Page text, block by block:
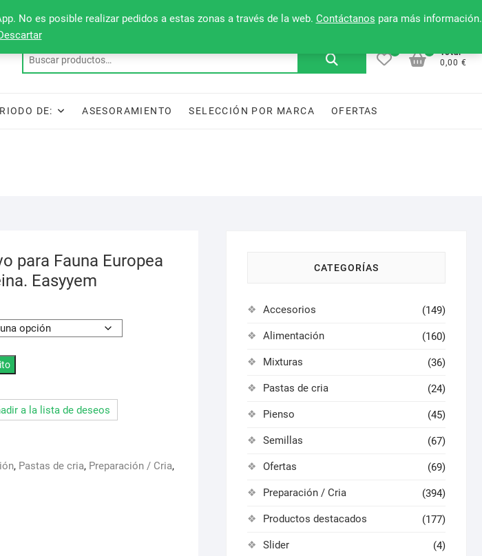
No es posible realizar pedidos a estas zonas a través de la web. Contáctanos para más información.
Mi cuenta Lista de deseos
Buscar
Total
0,00 €
DE: ASESORAMIENTO SELECCIÓN POR MARCA OFERTAS
para Fauna Europea
Easyyem
a la lista de deseos
, Pastas de cria, Preparación / Cria,
CATEGORÍAS
Accesorios (149)
Alimentación (160)
Mixturas (36)
Pastas de cria (24)
Pienso (45)
Semillas (67)
Ofertas (69)
Preparación / Cria (394)
Productos destacados (177)
Slider (4)